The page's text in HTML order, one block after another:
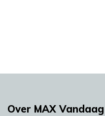
Over MAX Vandaag